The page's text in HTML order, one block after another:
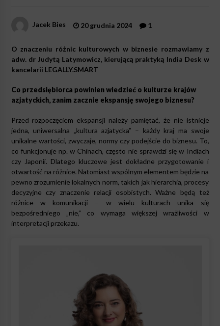
Jacek Bies 20 grudnia 2024 1
O znaczeniu różnic kulturowych w biznesie rozmawiamy z
adw. dr Judytą Latymowicz, kierującą praktyką India Desk w
kancelarii LEGALLY.SMART
Co przedsiębiorca powinien wiedzieć o kulturze krajów
azjatyckich, zanim zacznie ekspansję swojego biznesu?
Przed rozpoczęciem ekspansji należy pamiętać, że nie istnieje
jedna, uniwersalna „kultura azjatycka” – każdy kraj ma swoje
unikalne wartości, zwyczaje, normy czy podejście do biznesu. To,
co funkcjonuje np. w Chinach, często nie sprawdzi się w Indiach
czy Japonii. Dlatego kluczowe jest dokładne przygotowanie i
otwartość na różnice. Natomiast wspólnym elementem będzie na
pewno zrozumienie lokalnych norm, takich jak hierarchia, procesy
decyzyjne czy znaczenie relacji osobistych. Ważne będą też
różnice w komunikacji – w wielu kulturach unika się
bezpośredniego „nie,” co wymaga większej wrażliwości w
interpretacji przekazu.